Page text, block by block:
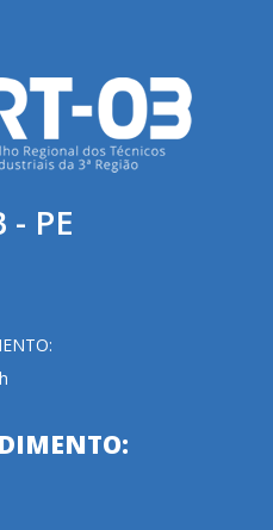
- PE